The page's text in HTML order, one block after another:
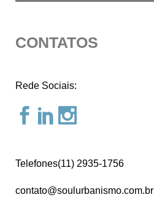
CONTATOS
Rede Sociais:
Telefones(11) 2935-1756
contato@soulurbanismo.com.br